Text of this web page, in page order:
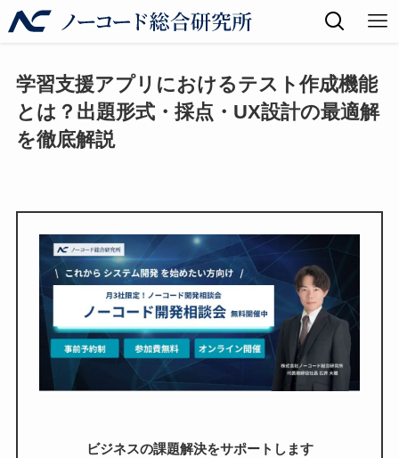
学習支援アプリにおけるテスト作成機能
とは？出題形式・採点・UX設計の最適解
を徹底解説
ビジネスの課題解決をサポートします